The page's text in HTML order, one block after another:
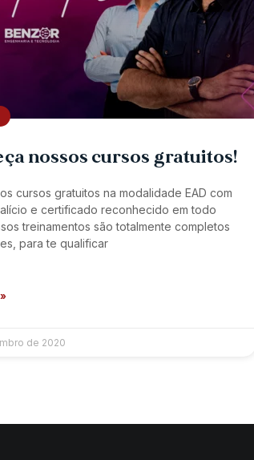
nossos cursos gratuitos!
cursos gratuitos na modalidade EAD com
e certificado reconhecido em todo
treinamentos são totalmente completos
para te qualificar
de 2020